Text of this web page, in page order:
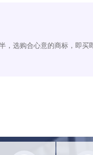
，选购合心意的商标，即买